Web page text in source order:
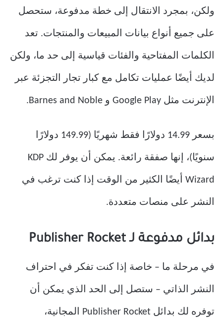
ولكن، بمجرد الانتقال إلى خطة مدفوعة، ستحصل
على جميع أنواع بيانات المبيعات والمنتجات. تعد
الكلمات المفتاحية والفئات قياسية إلى حد ما، ولكن
لديك أيضًا عمليات تكامل مع كبار تجار التجزئة عبر
الإنترنت مثل Google Play و Barnes and Noble.
بسعر 14.99 دولارًا فقط شهريًا (149.99 دولارًا
سنويًا)، إنها صفقة رائعة. يمكن أن يوفر لك KDP
Wizard أيضًا الكثير من الوقت إذا كنت ترغب في
النشر على منصات متعددة.
بدائل مدفوعة لـ Publisher Rocket
في مرحلة ما – خاصة إذا كنت تفكر في احتراف
النشر الذاتي – ستصل إلى الحد الذي يمكن أن
توفره لك بدائل Publisher Rocket المجانية،